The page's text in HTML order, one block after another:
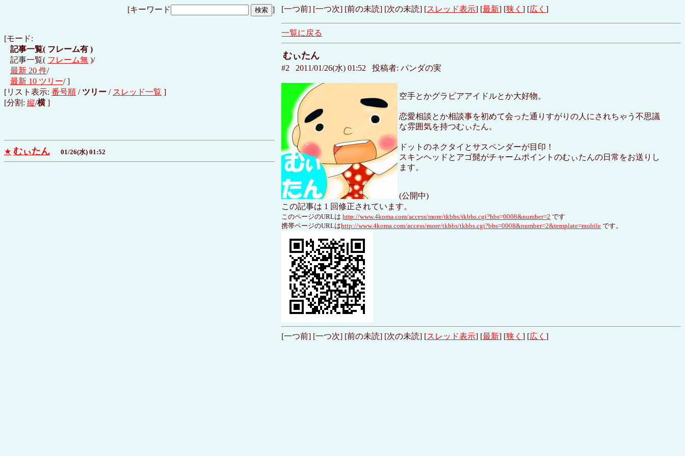
[キーワード ]
[モード:
記事一覧( フレーム有 )
記事一覧( フレーム無 )/
最新 20 件/
最新 10 ツリー/ ]
[リスト表示: 番号順 / ツリー / スレッド一覧 ]
[分割: 縦/横]
★ むぃたん 01/26(水) 01:52
[一つ前] [一つ次] [前の未読] [次の未読] [スレッド表示] [最新] [狭く] [広く]
一覧に戻る
むぃたん
#2 2011/01/26(水) 01:52 投稿者: パンダの実
空手とかグラビアアイドルとか大好物。
恋愛相談とか相談事を初めて会った通りすがりの人にされちゃう不思議
な雰囲気を持つむぃたん。
ドットのネクタイとサスペンダーが目印！
スキンヘッドとアゴ髭がチャームポイントのむぃたんの日常をお送りし
ます。
(公開中)
この記事は 1 回修正されています。
このページのURLはhttp://www.4koma.com/access/more/tkbbs/tkbbs.cgi?bbs=0008&number=2 です
携帯ページのURLはhttp://www.4koma.com/access/more/tkbbs/tkbbs.cgi?bbs=0008&number=2&template=mobile です。
[一つ前] [一つ次] [前の未読] [次の未読] [スレッド表示] [最新] [狭く] [広く]